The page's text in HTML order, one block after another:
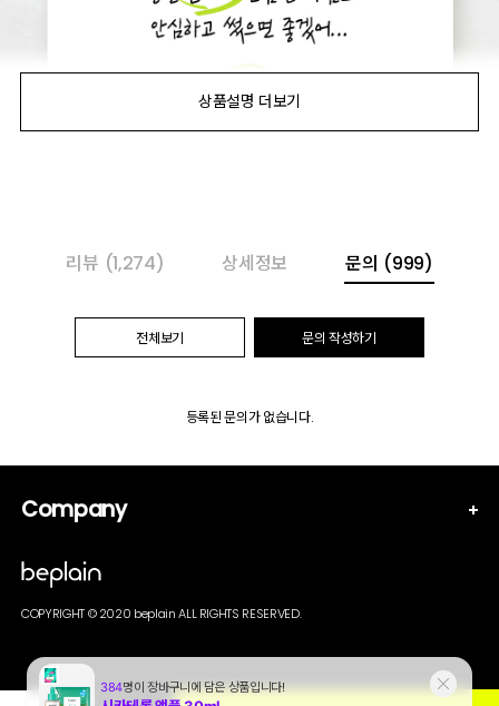
리뷰 (1,274) 상세정보 문의 (999)
전체보기 문의 작성하기
등록된 문의가 없습니다.
Company
COPYRIGHT © 2020 beplain ALL RIGHTS RESERVED.